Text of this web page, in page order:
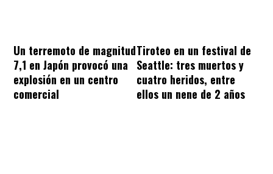
Un terremoto de magnitud
7,1 en Japón provocó una
explosión en un centro
comercial
Tiroteo en un festival de
Seattle: tres muertos y
cuatro heridos, entre
ellos un nene de 2 años